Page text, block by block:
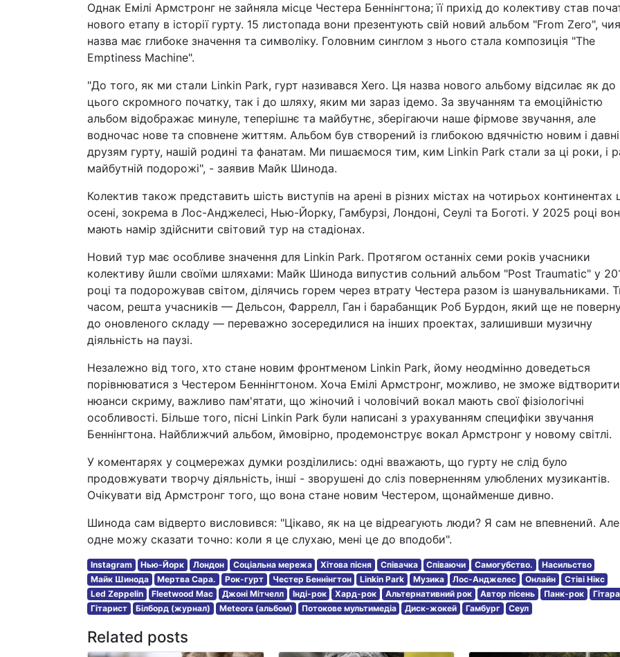
Однак Емілі Армстронг не зайняла місце Честера Беннінгтона; її прихід до колективу став
нового етапу в історії гурту. 15 листопада вони презентують свій новий альбом "From Zero", чия
назва має глибоке значення та символіку. Головним синглом з нього стала композиція "The
Emptiness Machine".
"До того, як ми стали Linkin Park, гурт називався Xero. Ця назва нового альбому відсилає як до
цього скромного початку, так і до шляху, яким ми зараз ідемо. За звучанням та емоційністю
альбом відображає минуле, теперішнє та майбутнє, зберігаючи наше фірмове звучання, але
водночас нове та сповнене життям. Альбом був створений із глибокою вдячністю новим і
друзям гурту, нашій родині та фанатам. Ми пишаємося тим, ким Linkin Park стали за ці роки, і
майбутній подорожі", - заявив Майк Шинода.
Колектив також представить шість виступів на арені в різних містах на чотирьох континентах
осені, зокрема в Лос-Анджелесі, Нью-Йорку, Гамбурзі, Лондоні, Сеулі та Боготі. У 2025 році
мають намір здійснити світовий тур на стадіонах.
Новий тур має особливе значення для Linkin Park. Протягом останніх семи років учасники
колективу йшли своїми шляхами: Майк Шинода випустив сольний альбом "Post Traumatic" у
році та подорожував світом, ділячись горем через втрату Честера разом із шанувальниками.
часом, решта учасників — Дельсон, Фаррелл, Ган і барабанщик Роб Бурдон, який ще не
до оновленого складу — переважно зосередилися на інших проектах, залишивши музичну
діяльність на паузі.
Незалежно від того, хто стане новим фронтменом Linkin Park, йому неодмінно доведеться
порівнюватися з Честером Беннінгтоном. Хоча Емілі Армстронг, можливо, не зможе відтворити
нюанси скриму, важливо пам'ятати, що жіночий і чоловічий вокал мають свої фізіологічні
особливості. Більше того, пісні Linkin Park були написані з урахуванням специфіки звучання
Беннінгтона. Найближчий альбом, ймовірно, продемонструє вокал Армстронг у новому світлі.
У коментарях у соцмережах думки розділились: одні вважають, що гурту не слід було
продовжувати творчу діяльність, інші - зворушені до сліз поверненням улюблених музикантів.
Очікувати від Армстронг того, що вона стане новим Честером, щонайменше дивно.
Шинода сам відверто висловився: "Цікаво, як на це відреагують люди? Я сам не впевнений. Але
одне можу сказати точно: коли я це слухаю, мені це до вподоби".
Instagram Нью-Йорк Лондон Соціальна мережа Хітова пісня Співачка Співаючи Самогубство.
Насильство
Майк Шинода
Мертва Сара. Рок-гурт Честер Беннінгтон Linkin Park Музика Лос-Анджелес Онлайн
Стіві Нікс
Led Zeppelin
Fleetwood Mac Джоні Мітчелл Інді-рок Хард-рок Альтернативний рок Автор пісень Панк-рок
Гітарист
Білборд (журнал) Meteora (альбом) Потокове мультимедіа Диск-жокей Гамбург Сеул
Related posts